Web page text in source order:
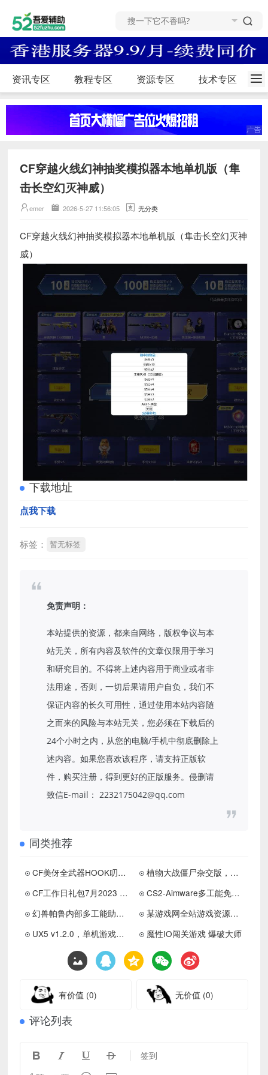
资讯专区 教程专区 资源专区 技术专区
CF穿越火线幻神抽奖模拟器本地单机版（隼
击长空幻灭神威）
emer 2026-5-27 11:56:05 无分类
CF穿越火线幻神抽奖模拟器本地单机版（隼击长空幻灭神
威）
下载地址
点我下载
标签： 暂无标签
免责声明：
本站提供的资源，都来自网络，版权争议与本
站无关，所有内容及软件的文章仅限用于学习
和研究目的。不得将上述内容用于商业或者非
法用途，否则，一切后果请用户自负，我们不
保证内容的长久可用性，通过使用本站内容随
之而来的风险与本站无关，您必须在下载后的
24个小时之内，从您的电脑/手机中彻底删除上
述内容。如果您喜欢该程序，请支持正版软
件，购买注册，得到更好的正版服务。侵删请
致信E-mail： 2232175042@qq.com
同类推荐
CF美伢全武器HOOK叨距免费版工具下载
植物大战僵尸杂交版，融合版，射击版合集
CF工作日礼包7月2023 领黄金QBZ95A 破天灵蛇等
CS2-Aimware多工能免费版助手中文版下载
幻兽帕鲁内部多工能助手，支持多平台
某游戏网全站游戏资源流出1000+，需要速存
UX5 v1.2.0，单机游戏盒子下载！20M不限速！
魔性IO闯关游戏 爆破大师
有价值 (0) 无价值 (0)
评论列表
    签到